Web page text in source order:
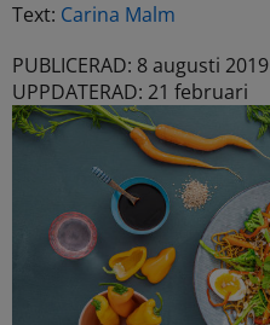
Text: Carina Malm
PUBLICERAD: 8 augusti 2019
UPPDATERAD: 21 februari